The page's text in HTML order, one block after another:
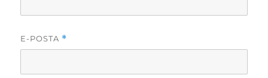
E-POSTA *